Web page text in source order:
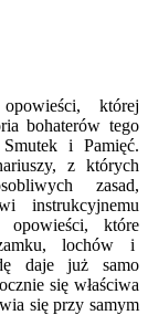
której
bohaterów tego
i Pamięć.
z których
zasad,
instrukcyjnemu
opowieści, które
lochów i
daje już samo
się właściwa
się przy samym